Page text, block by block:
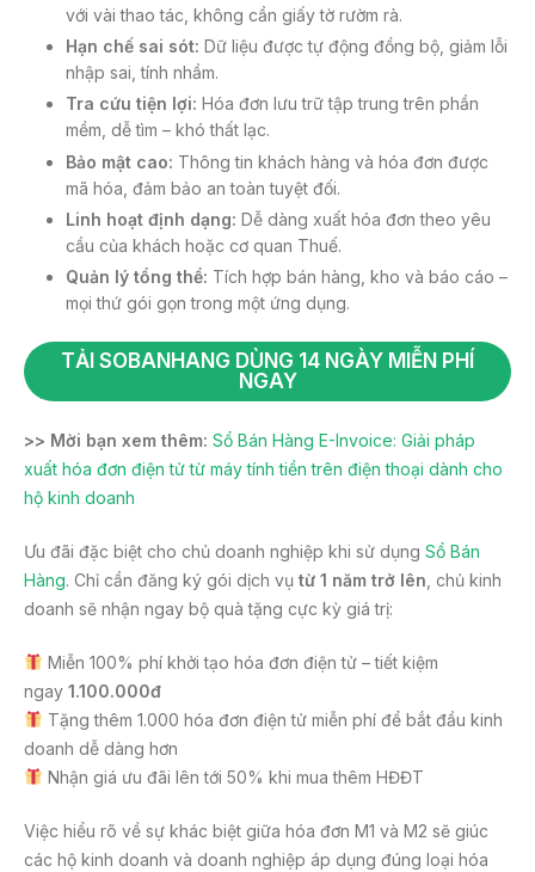
với vài thao tác, không cần giấy tờ rườm rà.
Hạn chế sai sót: Dữ liệu được tự động đồng bộ, giảm lỗi
nhập sai, tính nhầm.
Tra cứu tiện lợi: Hóa đơn lưu trữ tập trung trên phần
mềm, dễ tìm – khó thất lạc.
Bảo mật cao: Thông tin khách hàng và hóa đơn được
mã hóa, đảm bảo an toàn tuyệt đối.
Linh hoạt định dạng: Dễ dàng xuất hóa đơn theo yêu
cầu của khách hoặc cơ quan Thuế.
Quản lý tổng thể: Tích hợp bán hàng, kho và báo cáo –
mọi thứ gói gọn trong một ứng dụng.
TẢI SOBANHANG DÙNG 14 NGÀY MIỄN PHÍ
NGAY
>> Mời bạn xem thêm: Sổ Bán Hàng E-Invoice: Giải pháp
xuất hóa đơn điện tử từ máy tính tiền trên điện thoại dành cho
hộ kinh doanh
Ưu đãi đặc biệt cho chủ doanh nghiệp khi sử dụng Sổ Bán
Hàng. Chỉ cần đăng ký gói dịch vụ từ 1 năm trở lên , chủ kinh
doanh sẽ nhận ngay bộ quà tặng cực kỳ giá trị:
Miễn 100% phí khởi tạo hóa đơn điện tử – tiết kiệm
ngay 1.100.000đ
Tặng thêm 1.000 hóa đơn điện tử miễn phí để bắt đầu kinh
doanh dễ dàng hơn
Nhận giá ưu đãi lên tới 50% khi mua thêm HĐĐT
Việc hiểu rõ về sự khác biệt giữa hóa đơn M1 và M2 sẽ giúc
các hộ kinh doanh và doanh nghiệp áp dụng đúng loại hóa